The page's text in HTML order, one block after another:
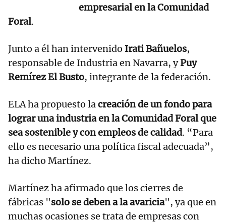
empresarial en la Comunidad
Foral.
Junto a él han intervenido Irati Bañuelos,
responsable de Industria en Navarra, yPuy
Remírez El Busto, integrante de la federación.
ELA ha propuesto lacreación de un fondo para
lograr una industria en la Comunidad Foral que
sea sostenible y con empleos de calidad. “Para
ello es necesario una política fiscal adecuada”,
ha dicho Martínez.
Martínez ha afirmado que los cierres de
fábricas "solo se deben a la avaricia", ya que en
muchas ocasiones se trata de empresas con